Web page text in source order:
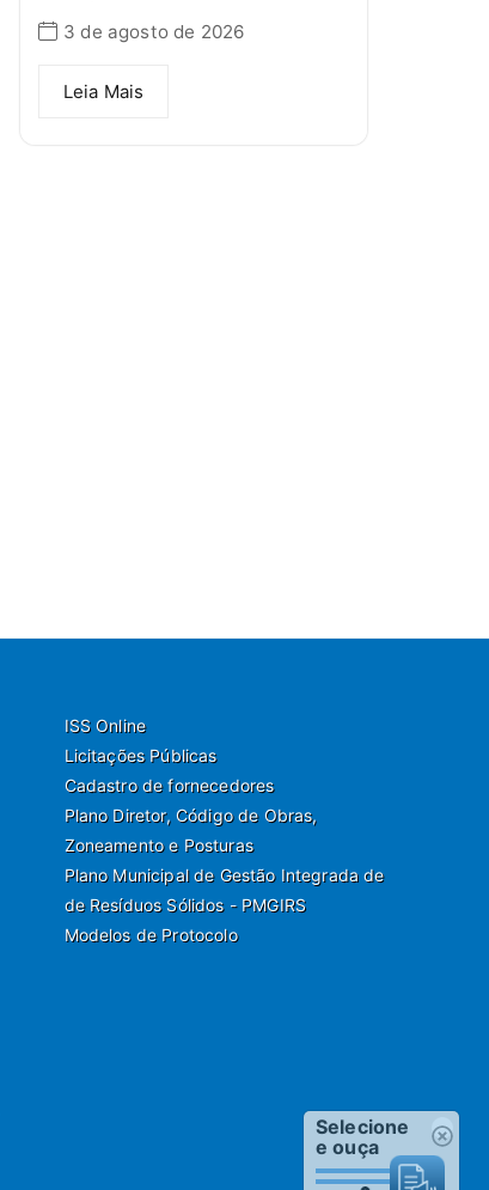
3 de agosto de 2026
Leia Mais
ISS Online
Licitações Públicas
Cadastro de fornecedores
Plano Diretor, Código de Obras,
Zoneamento e Posturas
Plano Municipal de Gestão Integrada de
de Resíduos Sólidos - PMGIRS
Modelos de Protocolo
Selecione
e ouça